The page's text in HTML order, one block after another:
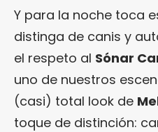
Y para la noche toca
distinga de canis y
el respeto al Sónar
uno de nuestros
(casi) total look de
toque de distinción: